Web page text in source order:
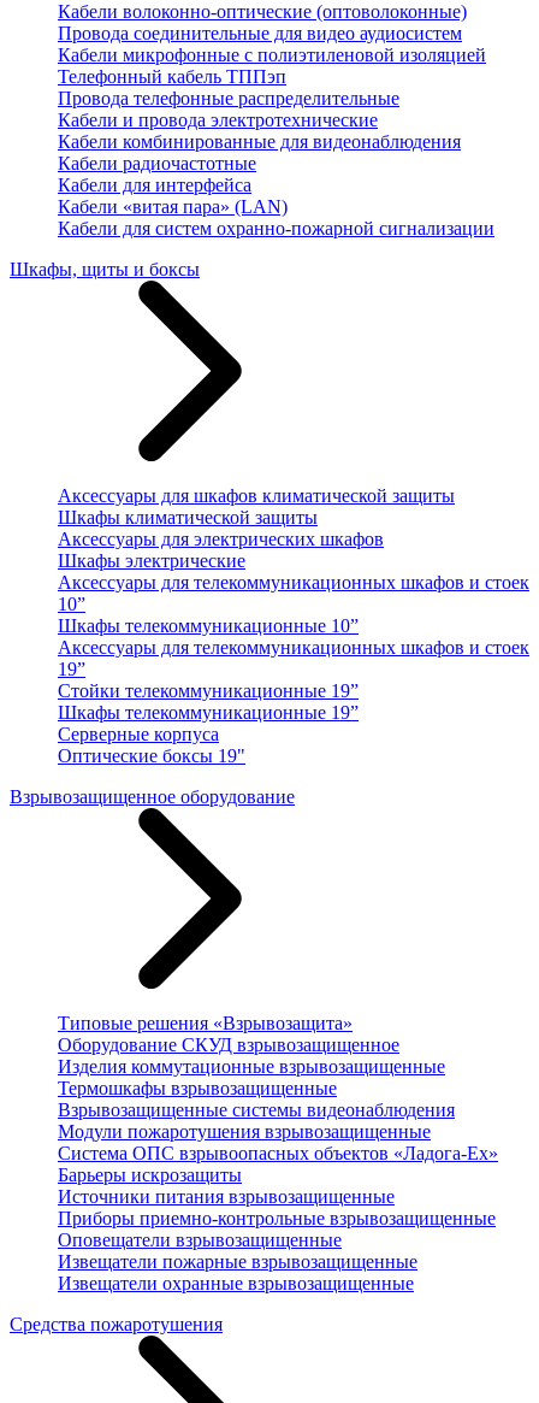
Кабели волоконно-оптические (оптоволоконные)
Провода соединительные для видео аудиосистем
Кабели микрофонные с полиэтиленовой изоляцией
Телефонный кабель ТППэп
Провода телефонные распределительные
Кабели и провода электротехнические
Кабели комбинированные для видеонаблюдения
Кабели радиочастотные
Кабели для интерфейса
Кабели «витая пара» (LAN)
Кабели для систем охранно-пожарной сигнализации
Шкафы, щиты и боксы
Аксессуары для шкафов климатической защиты
Шкафы климатической защиты
Аксессуары для электрических шкафов
Шкафы электрические
Аксессуары для телекоммуникационных шкафов и стоек
10”
Шкафы телекоммуникационные 10”
Аксессуары для телекоммуникационных шкафов и стоек
19”
Стойки телекоммуникационные 19”
Шкафы телекоммуникационные 19”
Серверные корпуса
Оптические боксы 19"
Взрывозащищенное оборудование
Типовые решения «Взрывозащита»
Оборудование СКУД взрывозащищенное
Изделия коммутационные взрывозащищенные
Термошкафы взрывозащищенные
Взрывозащищенные системы видеонаблюдения
Модули пожаротушения взрывозащищенные
Система ОПС взрывоопасных объектов «Ладога-Ex»
Барьеры искрозащиты
Источники питания взрывозащищенные
Приборы приемно-контрольные взрывозащищенные
Оповещатели взрывозащищенные
Извещатели пожарные взрывозащищенные
Извещатели охранные взрывозащищенные
Средства пожаротушения